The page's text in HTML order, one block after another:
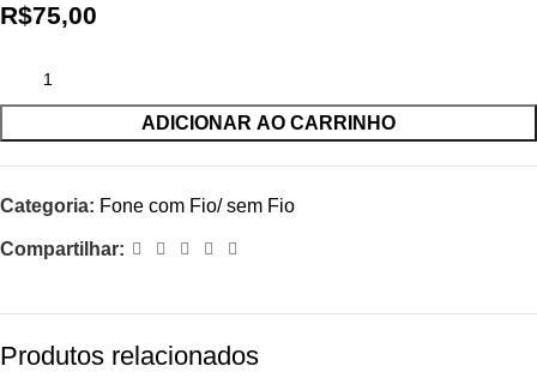
R$75,00
ADICIONAR AO CARRINHO
Categoria: Fone com Fio/ sem Fio
Compartilhar:
Produtos relacionados